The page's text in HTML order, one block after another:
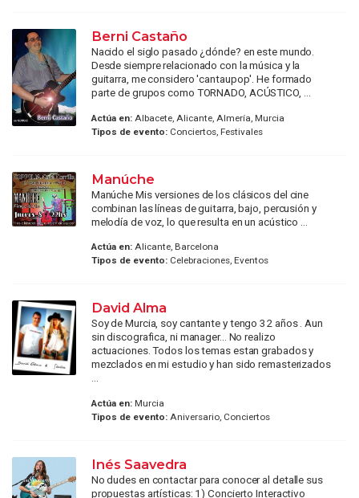
Berni Castaño
Nacido el siglo pasado ¿dónde? en este mundo.
Desde siempre relacionado con la música y la
guitarra, me considero 'cantaupop'. He formado
parte de grupos como TORNADO, ACÚSTICO, ...
Actúa en:Albacete, Alicante, Almería, Murcia
Tipos de evento:Conciertos, Festivales
Manúche
Manúche Mis versiones de los clásicos del cine
combinan las líneas de guitarra, bajo, percusión y
melodía de voz, lo que resulta en un acústico ...
Actúa en:Alicante, Barcelona
Tipos de evento:Celebraciones, Eventos
David Alma
Soy de Murcia, soy cantante y tengo 32 años . Aun
sin discografica, ni manager... No realizo
actuaciones. Todos los temas estan grabados y
mezclados en mi estudio y han sido remasterizados
...
Actúa en:Murcia
Tipos de evento:Aniversario, Conciertos
Inés Saavedra
No dudes en contactar para conocer al detalle sus
propuestas artísticas: 1) Concierto Interactivo